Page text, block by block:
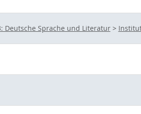
Deutsche Sprache und Literatur>